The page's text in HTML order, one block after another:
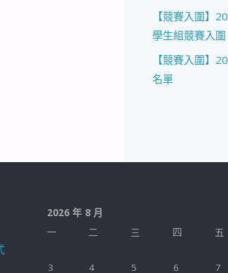
【競賽入圍】
學生組競賽入圍
【競賽入圍】
名單
2026 年 8 月
一
二 三 四 五
3
4 5 6 7